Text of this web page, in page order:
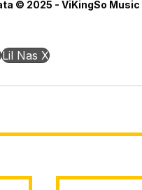
© 2025 - ViKingSo Music
Lil Nas X